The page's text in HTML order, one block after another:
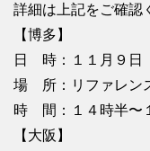
詳細は上記をご確認
【博多】
日 時：１１月９日
場 所：リファレン
時 間：１４時半〜
【大阪】